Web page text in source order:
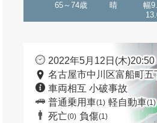
65～74歳 晴
幅
2022年5月12日(木)20:50
名古屋市中川区富船町五
車両相互 小破事故
普通乗用車(1) 軽自動車(1)
死亡(0) 負傷(1)